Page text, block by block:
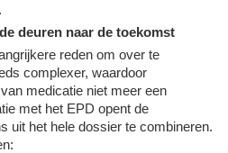
deuren naar de toekomst
reden om over te
complexer, waardoor
medicatie niet meer een
met het EPD opent de
uit het hele dossier te combineren.